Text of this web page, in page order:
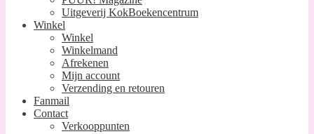
Uitgeverij KokBoekencentrum
Winkel
Winkel
Winkelmand
Afrekenen
Mijn account
Verzending en retouren
Fanmail
Contact
Verkooppunten